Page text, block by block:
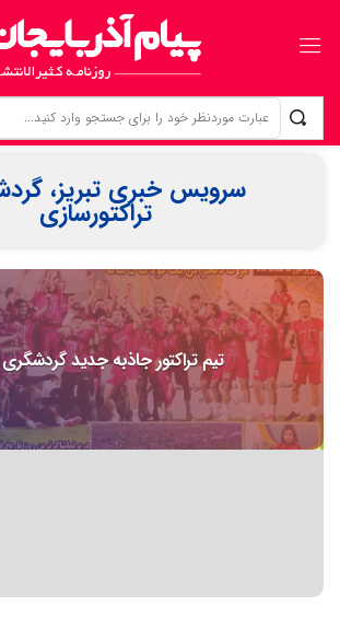
زنانی که بی‌نام، تبریز را ساخته‌اند ردپای زنان گمنام؛ از «کلانترخانیم»ها تا «عموم نسوان» در اسناد مشروطه
سرویس خبری تبریز،
تراکتورسازی
تیم تراکتور جاذبه جدید گردشگری